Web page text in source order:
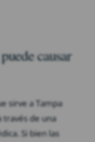
causar
sirve a Tampa
través de una
Si bien las